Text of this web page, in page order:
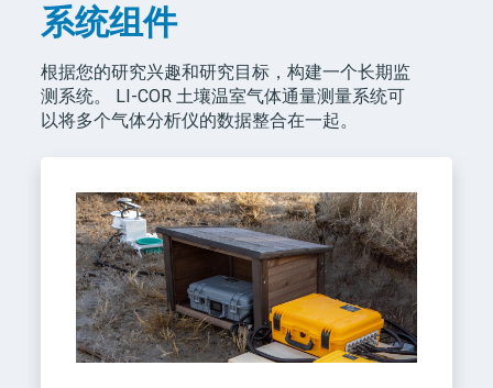
系统组件
根据您的研究兴趣和研究目标，构建一个长期监
测系统。 LI-COR 土壤温室气体通量测量系统可
以将多个气体分析仪的数据整合在一起。